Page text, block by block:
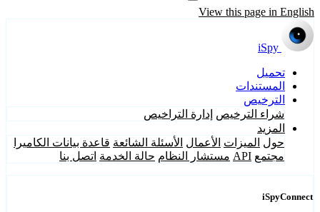
View this page in English
iSpy
تحميل
المستندات
الترخيص
شراء الترخيص إدارة التراخيص
المزيد
حول الميزات الأعمال الأسئلة الشائعة قاعدة بيانات الكاميرا
مجتمع API مستشار النظام حالة الخدمة اتصل بنا
iSpyConnect